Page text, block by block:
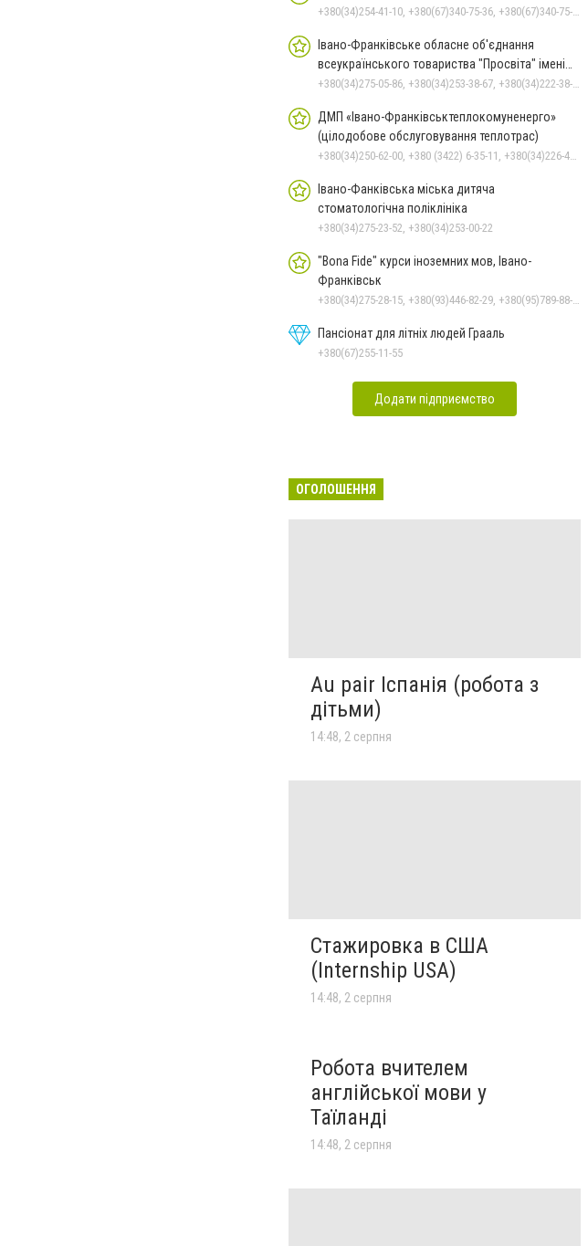
Івано-Франківське обласне об'єднання
всеукраїнського товариства "Просвіта" імені
Тараса Шевченка
ДМП «Івано-Франківськтеплокомуненерго»
(цілодобове обслуговування теплотрас)
Івано-Фанківська міська дитяча
стоматологічна поліклініка
+380(34)275-23-52, +380(34)253-00-22
"Bona Fide" курси іноземних мов, Івано-
Франківськ
Пансіонат для літніх людей Грааль
+380(67)255-11-55
Додати підприємство
ОГОЛОШЕННЯ
Au pair Іспанія (робота з
дітьми)
14:48, 2 серпня
Стажировка в США
(Internship USA)
14:48, 2 серпня
Робота вчителем
англійської мови у
Таїланді
14:48, 2 серпня